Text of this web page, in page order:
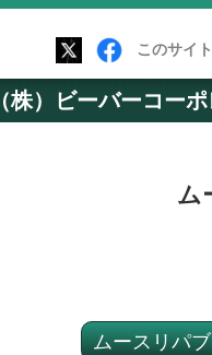
（株）ビーバーコー
このサイ
ム
ムースリパ